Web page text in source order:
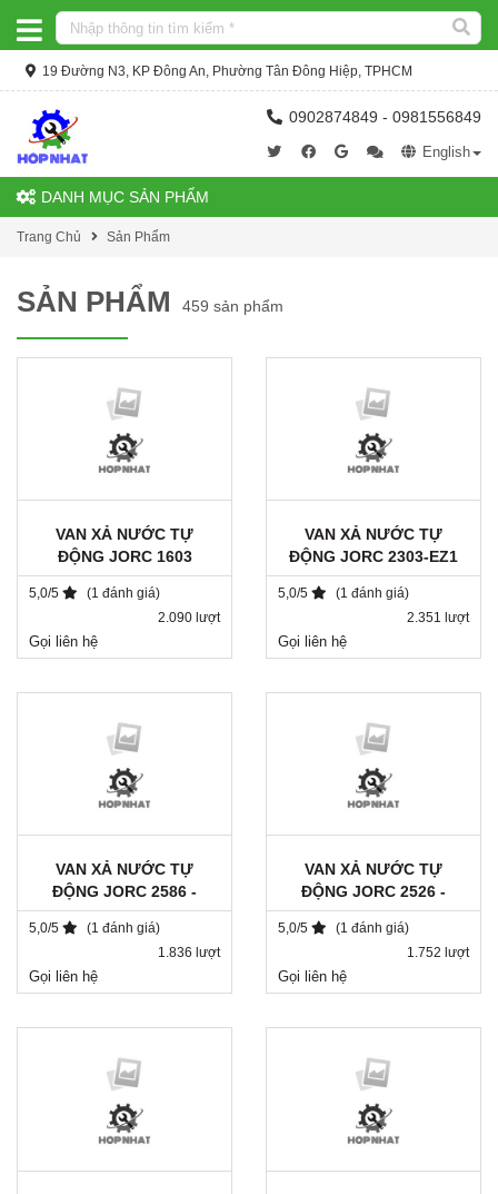
19 Đường N3, KP Đông An, Phường Tân Đông Hiệp, TPHCM
0902874849 - 0981556849
English
DANH MỤC SẢN PHẨM
Trang Chủ Sản Phẩm
SẢN PHẨM 459 sản phẩm
VAN XẢ NƯỚC TỰ
ĐỘNG JORC 1603
5,0/5
(1 đánh giá)
2.090 lượt
Gọi liên hệ
VAN XẢ NƯỚC TỰ
ĐỘNG JORC 2303-EZ1
5,0/5
(1 đánh giá)
2.351 lượt
Gọi liên hệ
VAN XẢ NƯỚC TỰ
ĐỘNG JORC 2586 -
24VDC
5,0/5
(1 đánh giá)
1.836 lượt
Gọi liên hệ
VAN XẢ NƯỚC TỰ
ĐỘNG JORC 2526 -
110V
5,0/5
(1 đánh giá)
1.752 lượt
Gọi liên hệ